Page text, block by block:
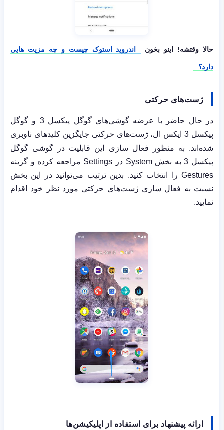
حالا وقتشه! اینو بخون اندروید استوک چیست و چه مزیت هایی
دارد؟
ژست‌های حرکتی
در حال حاضر با عرضه گوشی‌های گوگل پیکسل 3 و گوگل
پیکسل 3 ایکس ال، ژست‌های حرکتی جایگزین کلیدهای ناوبری
شده‌اند. به منظور فعال سازی این قابلیت در گوشی گوگل
پیکسل 3 به بخش
System در Settings مراجعه کرده و گزینه
Gestures را انتخاب کنید. بدین ترتیب می‌توانید در این بخش
نسبت به فعال سازی ژست‌های حرکتی مورد نظر خود اقدام
نمایید.
ارائه پیشنهاد برای استفاده از اپلیکیشن‌ها